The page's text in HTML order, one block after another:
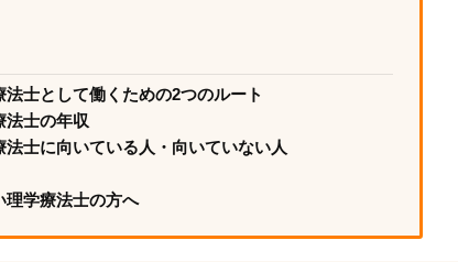
士として働くための2つのルート
法士の年収
士に向いている人・向いていない人
理学療法士の方へ